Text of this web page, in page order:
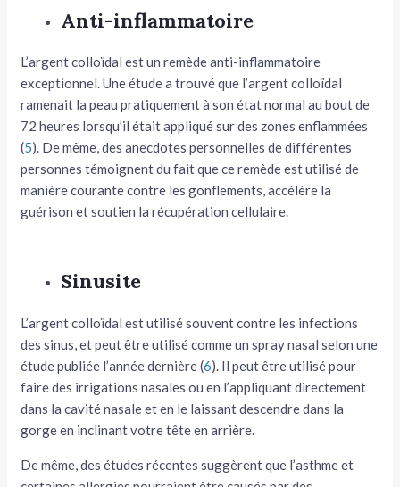
Anti-inflammatoire
L’argent colloïdal est un remède anti-inflammatoire
exceptionnel. Une étude a trouvé que l’argent colloïdal
ramenait la peau pratiquement à son état normal au bout de
72 heures lorsqu’il était appliqué sur des zones enflammées
(5). De même, des anecdotes personnelles de différentes
personnes témoignent du fait que ce remède est utilisé de
manière courante contre les gonflements, accélère la
guérison et soutien la récupération cellulaire.
Sinusite
L’argent colloïdal est utilisé souvent contre les infections
des sinus, et peut être utilisé comme un spray nasal selon une
étude publiée l’année dernière (6). Il peut être utilisé pour
faire des irrigations nasales ou en l’appliquant directement
dans la cavité nasale et en le laissant descendre dans la
gorge en inclinant votre tête en arrière.
De même, des études récentes suggèrent que l’asthme et